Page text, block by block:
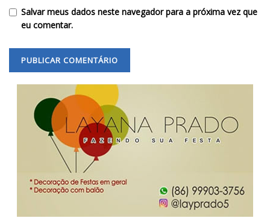
Salvar meus dados neste navegador para a próxima vez que
eu comentar.